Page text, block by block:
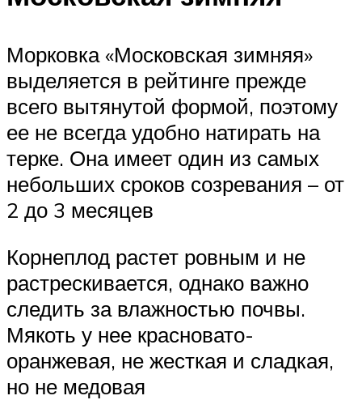
Морковка «Московская зимняя»
выделяется в рейтинге прежде
всего вытянутой формой, поэтому
ее не всегда удобно натирать на
терке. Она имеет один из самых
небольших сроков созревания – от
2 до 3 месяцев
Корнеплод растет ровным и не
растрескивается, однако важно
следить за влажностью почвы.
Мякоть у нее красновато-
оранжевая, не жесткая и сладкая,
но не медовая